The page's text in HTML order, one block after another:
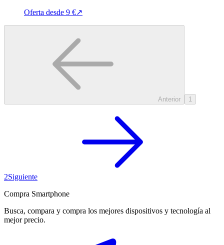
Oferta desde 9 €↗
Anterior 1
2Siguiente
Compra Smartphone
Busca, compara y compra los mejores dispositivos y tecnología al
mejor precio.